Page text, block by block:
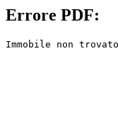
Errore PDF:
Immobile non trovato